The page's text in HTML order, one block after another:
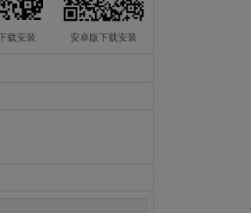
载安装 安卓版下载安装